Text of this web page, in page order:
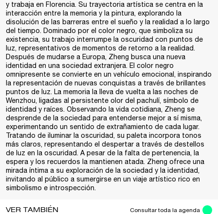
y trabaja en Florencia. Su trayectoria artística se centra en la
interacción entre la memoria y la pintura, explorando la
disolución de las barreras entre el sueño y la realidad a lo largo
del tiempo. Dominado por el color negro, que simboliza su
existencia, su trabajo interrumpe la oscuridad con puntos de
luz, representativos de momentos de retorno a la realidad.
Después de mudarse a Europa, Zheng busca una nueva
identidad en una sociedad extranjera. El color negro
omnipresente se convierte en un vehículo emocional, inspirando
la representación de nuevas conquistas a través de brillantes
puntos de luz. La memoria la lleva de vuelta a las noches de
Wenzhou, ligadas al persistente olor del pachulí, símbolo de
identidad y raíces. Observando la vida cotidiana, Zheng se
desprende de la sociedad para entenderse mejor a sí misma,
experimentando un sentido de extrañamiento de cada lugar.
Tratando de iluminar la oscuridad, su paleta incorpora tonos
más claros, representando el despertar a través de destellos
de luz en la oscuridad. A pesar de la falta de pertenencia, la
espera y los recuerdos la mantienen atada. Zheng ofrece una
mirada íntima a su exploración de la sociedad y la identidad,
invitando al público a sumergirse en un viaje artístico rico en
simbolismo e introspección.
VER TAMBIÉN Consultar toda la agenda